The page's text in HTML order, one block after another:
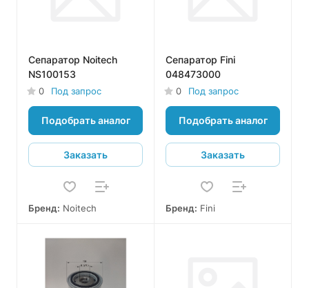
Сепаратор Noitech
NS100153
0 Под запрос
Подобрать аналог
Заказать
Бренд: Noitech
Сепаратор Fini
048473000
0 Под запрос
Подобрать аналог
Заказать
Бренд: Fini